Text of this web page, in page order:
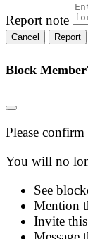
Report note
Report
Block
Please
You will no
See
Mention
Invite